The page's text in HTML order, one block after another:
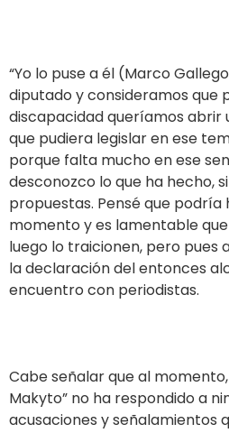
“Yo lo puse a él (Marco
diputado y consideramos que
discapacidad queríamos abrir
que pudiera legislar en ese
porque falta mucho en ese
desconozco lo que ha hecho,
propuestas. Pensé que podría
momento y es lamentable
luego lo traicionen, pero pues
la declaración del entonces
encuentro con periodistas.
Cabe señalar que al
Makyto” no ha respondido a
acusaciones y señalamientos